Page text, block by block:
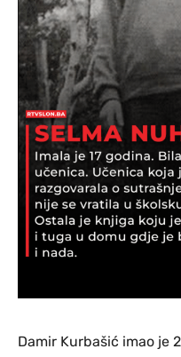
Damir Kurbašić imao je